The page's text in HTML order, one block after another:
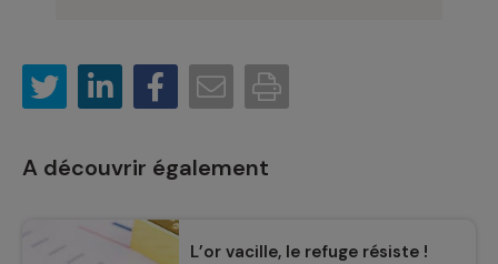
A découvrir également
L’or vacille, le refuge résiste !